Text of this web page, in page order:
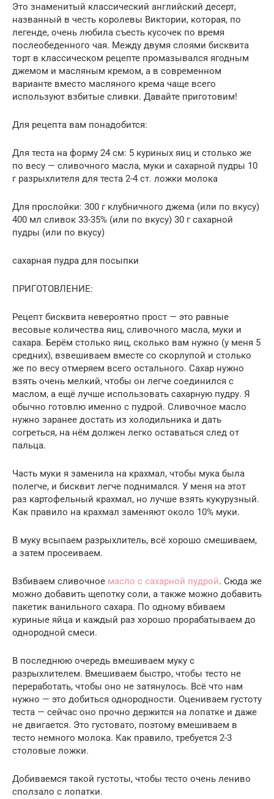
Это знаменитый классический английский десерт,
названный в честь королевы Виктории, которая, по
легенде, очень любила съесть кусочек по время
послеобеденного чая. Между двумя слоями бисквита
торт в классическом рецепте промазывался ягодным
джемом и масляным кремом, а в современном
варианте вместо масляного крема чаще всего
используют взбитые сливки. Давайте приготовим!
Для рецепта вам понадобится:
Для теста на форму 24 см: 5 куриных яиц и столько же
по весу — сливочного масла, муки и сахарной пудры 10
г разрыхлителя для теста 2-4 ст. ложки молока
Для прослойки: 300 г клубничного джема (или по вкусу)
400 мл сливок 33-35% (или по вкусу) 30 г сахарной
пудры (или по вкусу)
сахарная пудра для посыпки
ПРИГОТОВЛЕНИЕ:
Рецепт бисквита невероятно прост — это равные
весовые количества яиц, сливочного масла, муки и
сахара. Берём столько яиц, сколько вам нужно (у меня 5
средних), взвешиваем вместе со скорлупой и столько
же по весу отмеряем всего остального. Сахар нужно
взять очень мелкий, чтобы он легче соединился с
маслом, а ещё лучше использовать сахарную пудру. Я
обычно готовлю именно с пудрой. Сливочное масло
нужно заранее достать из холодильника и дать
согреться, на нём должен легко оставаться след от
пальца.
Часть муки я заменила на крахмал, чтобы мука была
полегче, и бисквит легче поднимался. У меня на этот
раз картофельный крахмал, но лучше взять кукурузный.
Как правило на крахмал заменяют около 10% муки.
В муку всыпаем разрыхлитель, всё хорошо смешиваем,
а затем просеиваем.
Взбиваем сливочное масло с сахарной пудрой. Сюда же
можно добавить щепотку соли, а также можно добавить
пакетик ванильного сахара. По одному вбиваем
куриные яйца и каждый раз хорошо прорабатываем до
однородной смеси.
В последнюю очередь вмешиваем муку с
разрыхлителем. Вмешиваем быстро, чтобы тесто не
переработать, чтобы оно не затянулось. Всё что нам
нужно — это добиться однородности. Оцениваем густоту
теста — сейчас оно прочно держится на лопатке и даже
не двигается. Это густовато, поэтому вмешиваем в
тесто немного молока. Как правило, требуется 2-3
столовые ложки.
Добиваемся такой густоты, чтобы тесто очень лениво
сползало с лопатки.